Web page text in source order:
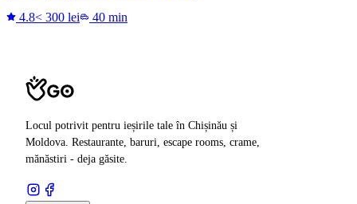
4.8< 300 lei 40 min
Locul potrivit pentru ieșirile tale în Chișinău și
Moldova. Restaurante, baruri, escape rooms, crame,
mănăstiri - deja găsite.